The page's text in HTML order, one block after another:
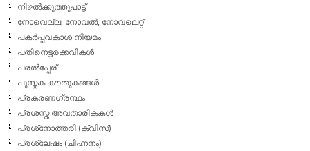
നിഴല്‍ക്കുത്തുപാട്ട്
നോവെല്ല, നോവല്‍, നോവലെറ്റ്
പകര്‍പ്പവകാശ നിയമം
പതിനെട്ടരക്കവികള്‍
പരല്‍പ്പേര്
പുസ്തക കൗതുകങ്ങള്‍
പ്രകരണഗ്രന്ഥം
പ്രശസ്ത അവതാരികകള്‍
പ്രശ്‌നോത്തരി (ക്വിസ്)
പ്രശ്ലേഷം (ചിഹ്നനം)